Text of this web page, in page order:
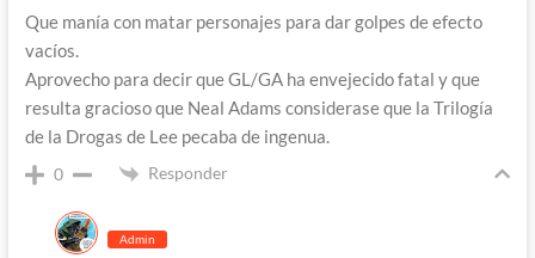
Que manía con matar personajes para dar golpes de efecto
vacíos.
Aprovecho para decir que GL/GA ha envejecido fatal y que
resulta gracioso que Neal Adams considerase que la Trilogía
de la Drogas de Lee pecaba de ingenua.
0 Responder
Admin